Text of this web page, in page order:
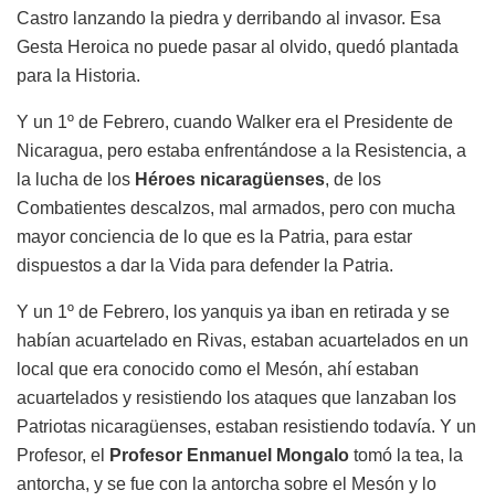
Castro lanzando la piedra y derribando al invasor. Esa
Gesta Heroica no puede pasar al olvido, quedó plantada
para la Historia.
Y un 1º de Febrero, cuando Walker era el Presidente de
Nicaragua, pero estaba enfrentándose a la Resistencia, a
la lucha de los Héroes nicaragüenses, de los
Combatientes descalzos, mal armados, pero con mucha
mayor conciencia de lo que es la Patria, para estar
dispuestos a dar la Vida para defender la Patria.
Y un 1º de Febrero, los yanquis ya iban en retirada y se
habían acuartelado en Rivas, estaban acuartelados en un
local que era conocido como el Mesón, ahí estaban
acuartelados y resistiendo los ataques que lanzaban los
Patriotas nicaragüenses, estaban resistiendo todavía. Y un
Profesor, el
Profesor Enmanuel Mongalo tomó la tea, la
antorcha, y se fue con la antorcha sobre el Mesón y lo